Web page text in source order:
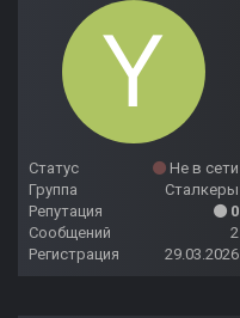
Статус
Не в сети
Группа
Сталкеры
Репутация
0
Сообщений
2
Регистрация
29.03.2026